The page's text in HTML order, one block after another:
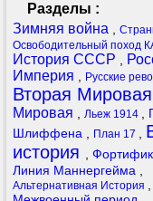
Разделы :
Зимняя война
Освободительный поход
История СССР
Империя
Русские
Вторая Мировая
Мировая
Льеж 1914
Шлиффена
План 17
история
Линия Маннергейма
Альтернативная История